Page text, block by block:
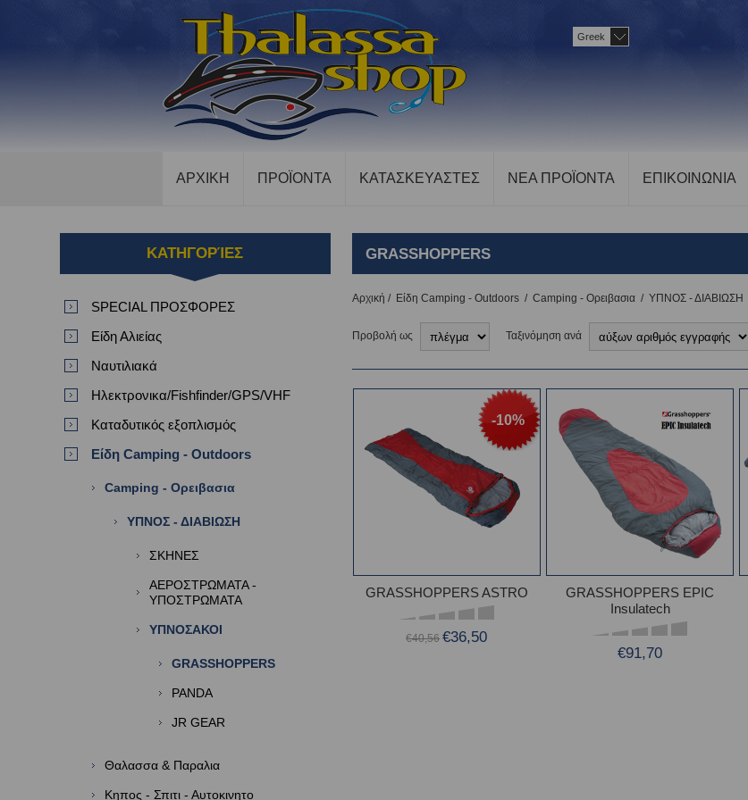
Greek
ΑΡΧΙΚΗ ΠΡΟΪΟΝΤΑ ΚΑΤΑΣΚΕΥΑΣΤΕΣ ΝΕΑ ΠΡΟΪΟΝΤΑ ΕΠΙΚΟΙΝΩΝΙΑ
GRASSHOPPERS
Αρχική / Είδη Camping - Outdoors / Camping - Ορειβασια / ΥΠΝΟΣ - ΔΙΑΒΙΩΣΗ
Προβολή ως Ταξινόμηση ανά
-10%
GRASSHOPPERS ASTRO
€40,56 €36,50
GRASSHOPPERS EPIC
Insulatech
€91,70
ΚΑΤΗΓΟΡΊΕΣ
SPECIAL ΠΡΟΣΦΟΡΕΣ
Είδη Αλιείας
Ναυτιλιακά
Ηλεκτρονικα/Fishfinder/GPS/VHF
Καταδυτικός εξοπλισμός
Είδη Camping - Outdoors
Camping - Ορειβασια
ΥΠΝΟΣ - ΔΙΑΒΙΩΣΗ
ΣΚΗΝΕΣ
ΑΕΡΟΣΤΡΩΜΑΤΑ -
ΥΠΟΣΤΡΩΜΑΤΑ
ΥΠΝΟΣΑΚΟΙ
GRASSHOPPERS
PANDA
JR GEAR
Θαλασσα & Παραλια
Κηπος - Σπιτι - Αυτοκινητο